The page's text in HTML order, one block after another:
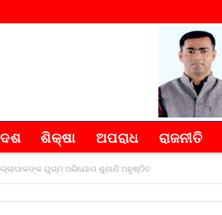
ଶିକ୍ଷା ଅପରାଧ ରାଜନୀତି
ଯୁଗ୍ମ ଅଭିଯୋଗ ଶୁଣାଣି ଅନୁଷ୍ଠିତ